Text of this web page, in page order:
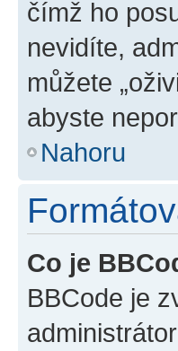
čímž ho
nevidíte,
můžete
abyste
Nahoru
Co je
BBCode je